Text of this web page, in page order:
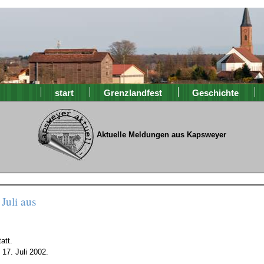
start Grenzlandfest Geschichte
Aktuelle Meldungen aus Kapsweyer
aus
Juli 2002.